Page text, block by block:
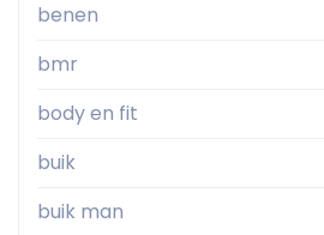
benen
bmr
body en fit
buik
buik man